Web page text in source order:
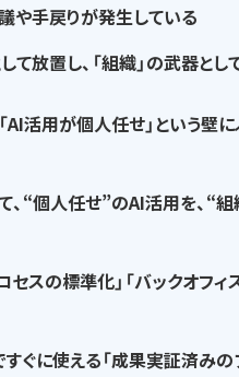
や手戻りが発生している
て放置し、 「組織」の武器と
AI活用が個人任せ」という壁
“個人任せ”のAI活用を、“
セスの標準化」「バックオフ
ぐに使える「成果実証済みの